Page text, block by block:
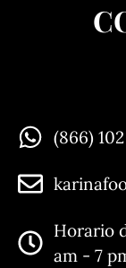
(866)
Horario
am - 7